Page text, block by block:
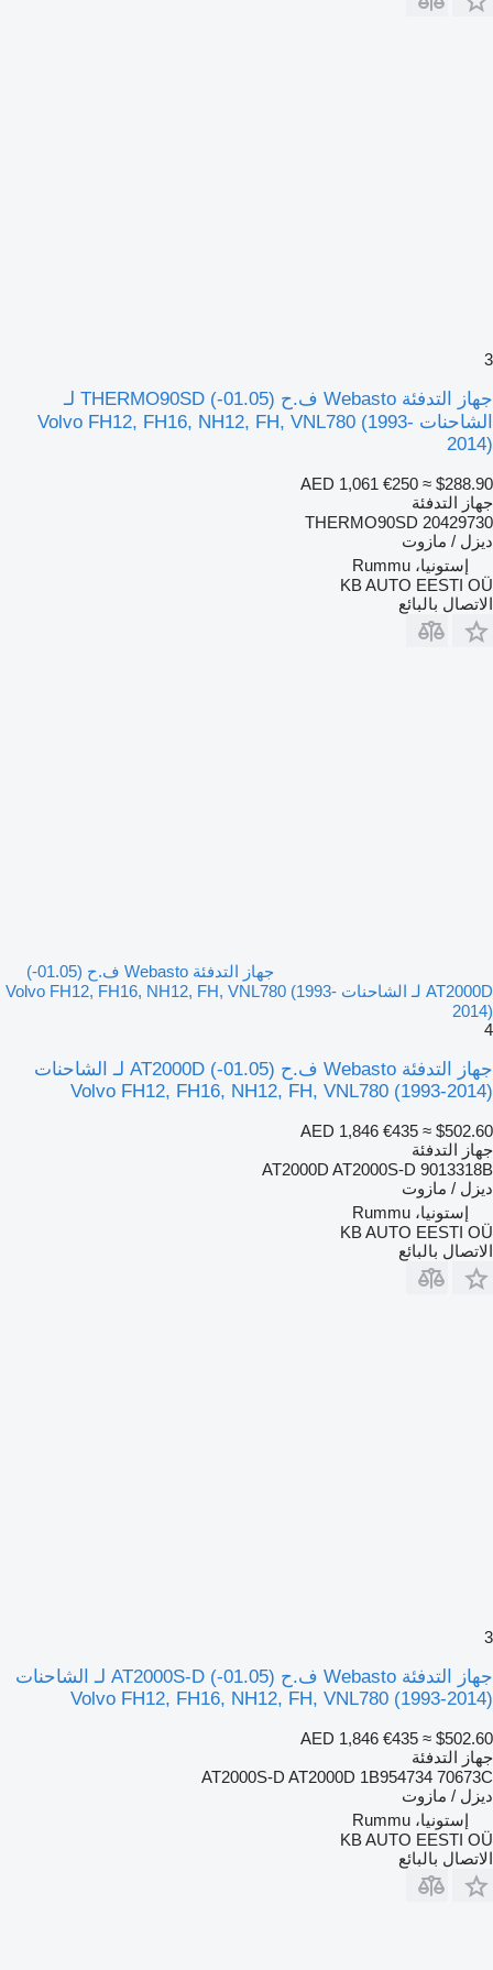
3
جهاز التدفئة Webasto ف.ح (01.05-) THERMO90SD لـ
الشاحنات Volvo FH12, FH16, NH12, FH, VNL780 (1993-
2014)
AED 1,061 €250 ≈ $288.90
جهاز التدفئة
THERMO90SD 20429730
ديزل / مازوت
إستونيا، Rummu
KB AUTO EESTI OÜ
الاتصال بالبائع
جهاز التدفئة Webasto ف.ح (01.05-)
AT2000D لـ الشاحنات Volvo FH12, FH16, NH12, FH, VNL780 (1993-
2014)
4
جهاز التدفئة Webasto ف.ح (01.05-) AT2000D لـ الشاحنات
Volvo FH12, FH16, NH12, FH, VNL780 (1993-2014)
AED 1,846 €435 ≈ $502.60
جهاز التدفئة
AT2000D AT2000S-D 9013318B
ديزل / مازوت
إستونيا، Rummu
KB AUTO EESTI OÜ
الاتصال بالبائع
3
جهاز التدفئة Webasto ف.ح (01.05-) AT2000S-D لـ الشاحنات
Volvo FH12, FH16, NH12, FH, VNL780 (1993-2014)
AED 1,846 €435 ≈ $502.60
جهاز التدفئة
AT2000S-D AT2000D 1B954734 70673C
ديزل / مازوت
إستونيا، Rummu
KB AUTO EESTI OÜ
الاتصال بالبائع